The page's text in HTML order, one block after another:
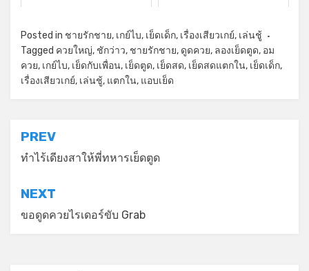
Posted in ชายรักชาย, เกย์ไบ, เย็ดเด็ก, เรื่องเสียวเกย์, เล่นชู้
Tagged ควยใหญ่, ชักว่าว, ชายรักชาย, ดูดควย, ลองเย็ดตูด, อม
ควย, เกย์ไบ, เย็ดกับเพื่อน, เย็ดตูด, เย็ดสด, เย็ดสดแตกใน, เย็ดเด็ก,
เรื่องเสียวเกย์, เล่นชู้, แตกใน, แอบเย็ด
แนะแนว
เรื่อง
PREV
ทำไร้เดียงสาให้พี่ทหารเย็ดตูด
NEXT
ขอดูดควยไรเดอร์ขับ Grab